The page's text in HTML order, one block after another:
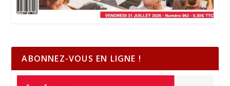
ABONNEZ-VOUS EN LIGNE !